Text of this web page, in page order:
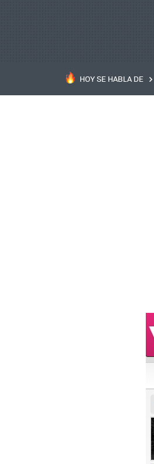
HOY SE HABLA DE